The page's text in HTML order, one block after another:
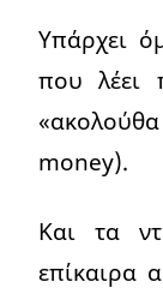
Υπάρχει
που λέει
money).
Και τα
επίκαιρα